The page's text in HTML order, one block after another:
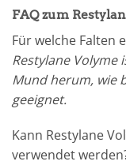
FAQ zum
Für welche Falten
Restylane
Mund herum, wie
geeignet.
Kann Restylane
verwendet